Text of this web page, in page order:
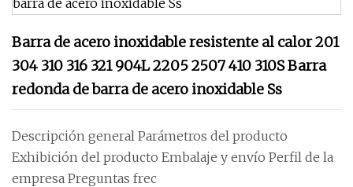
Barra de acero inoxidable resistente al calor 201
304 310 316 321 904L 2205 2507 410 310S Barra
redonda de barra de acero inoxidable Ss
Descripción general Parámetros del producto
Exhibición del producto Embalaje y envío Perfil de la
empresa Preguntas frec